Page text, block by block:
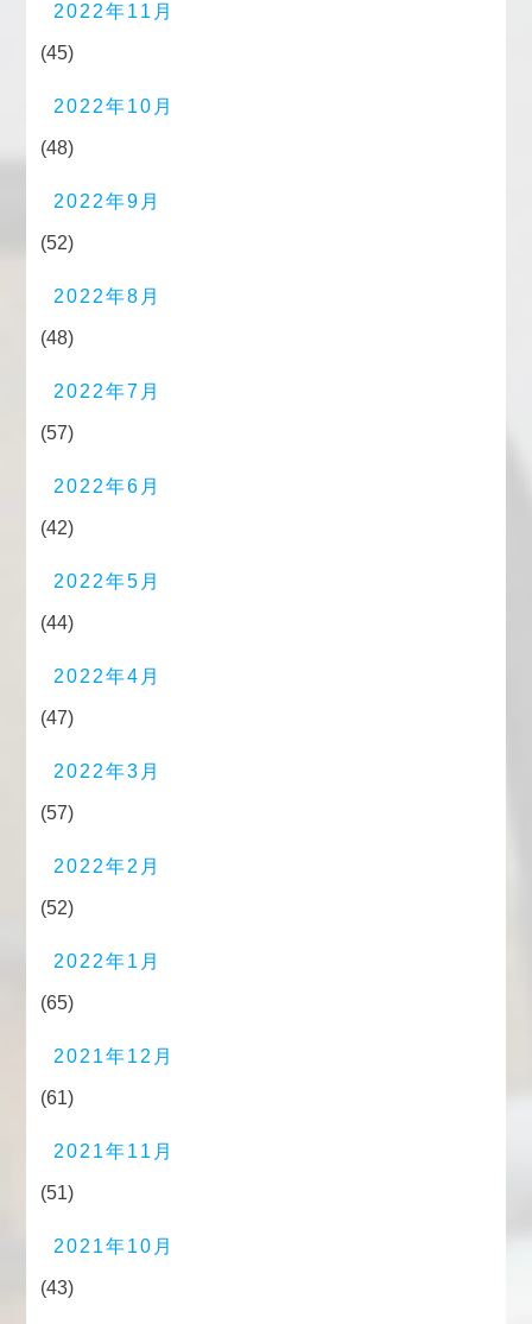
2022年11月
(45)
2022年10月
(48)
2022年9月
(52)
2022年8月
(48)
2022年7月
(57)
2022年6月
(42)
2022年5月
(44)
2022年4月
(47)
2022年3月
(57)
2022年2月
(52)
2022年1月
(65)
2021年12月
(61)
2021年11月
(51)
2021年10月
(43)